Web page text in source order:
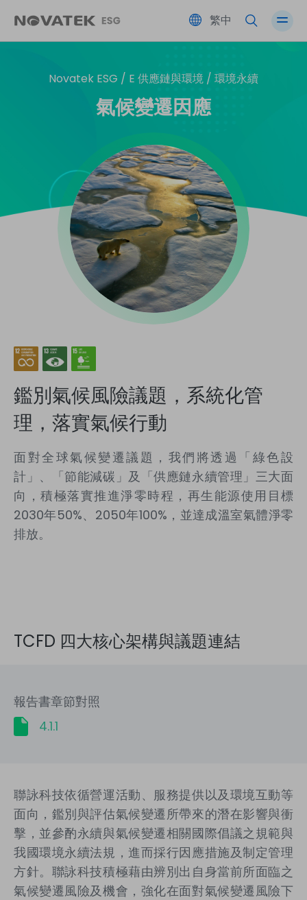
繁中
ESG 永續委員會
利害關係人
Novatek ESG / E 供應鏈與環境 / 環境永續
氣候變遷因應
鑑別氣候風險議題，系統化管
理，落實氣候行動
面對全球氣候變遷議題，我們將透過「綠色設
計」、「節能減碳」及「供應鏈永續管理」三大面
向，積極落實推進淨零時程，再生能源使用目標
2030年50%、2050年100%，並達成溫室氣體淨零
排放。
TCFD 四大核心架構與議題連結
報告書章節對照
4.1.1
聯詠科技依循營運活動、服務提供以及環境互動等
面向，鑑別與評估氣候變遷所帶來的潛在影響與衝
擊，並參酌永續與氣候變遷相關國際倡議之規範與
我國環境永續法規，進而採行因應措施及制定管理
方針。聯詠科技積極藉由辨別出自身當前所面臨之
氣候變遷風險及機會，強化在面對氣候變遷風險下